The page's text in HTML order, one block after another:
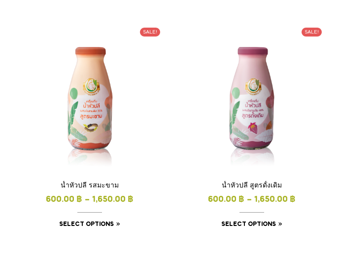
SALE!
น้ำหัวปลี รสมะขาม
600.00 ฿ – 1,650.00 ฿
SELECT OPTIONS
SALE!
น้ำหัวปลี สูตรดั้งเดิม
600.00 ฿ – 1,650.00 ฿
SELECT OPTIONS